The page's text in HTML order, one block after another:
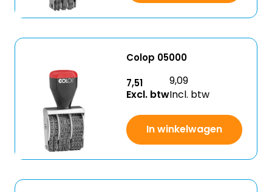
Colop 05000
7,51
Excl. btw
9,09
Incl. btw
In winkelwagen